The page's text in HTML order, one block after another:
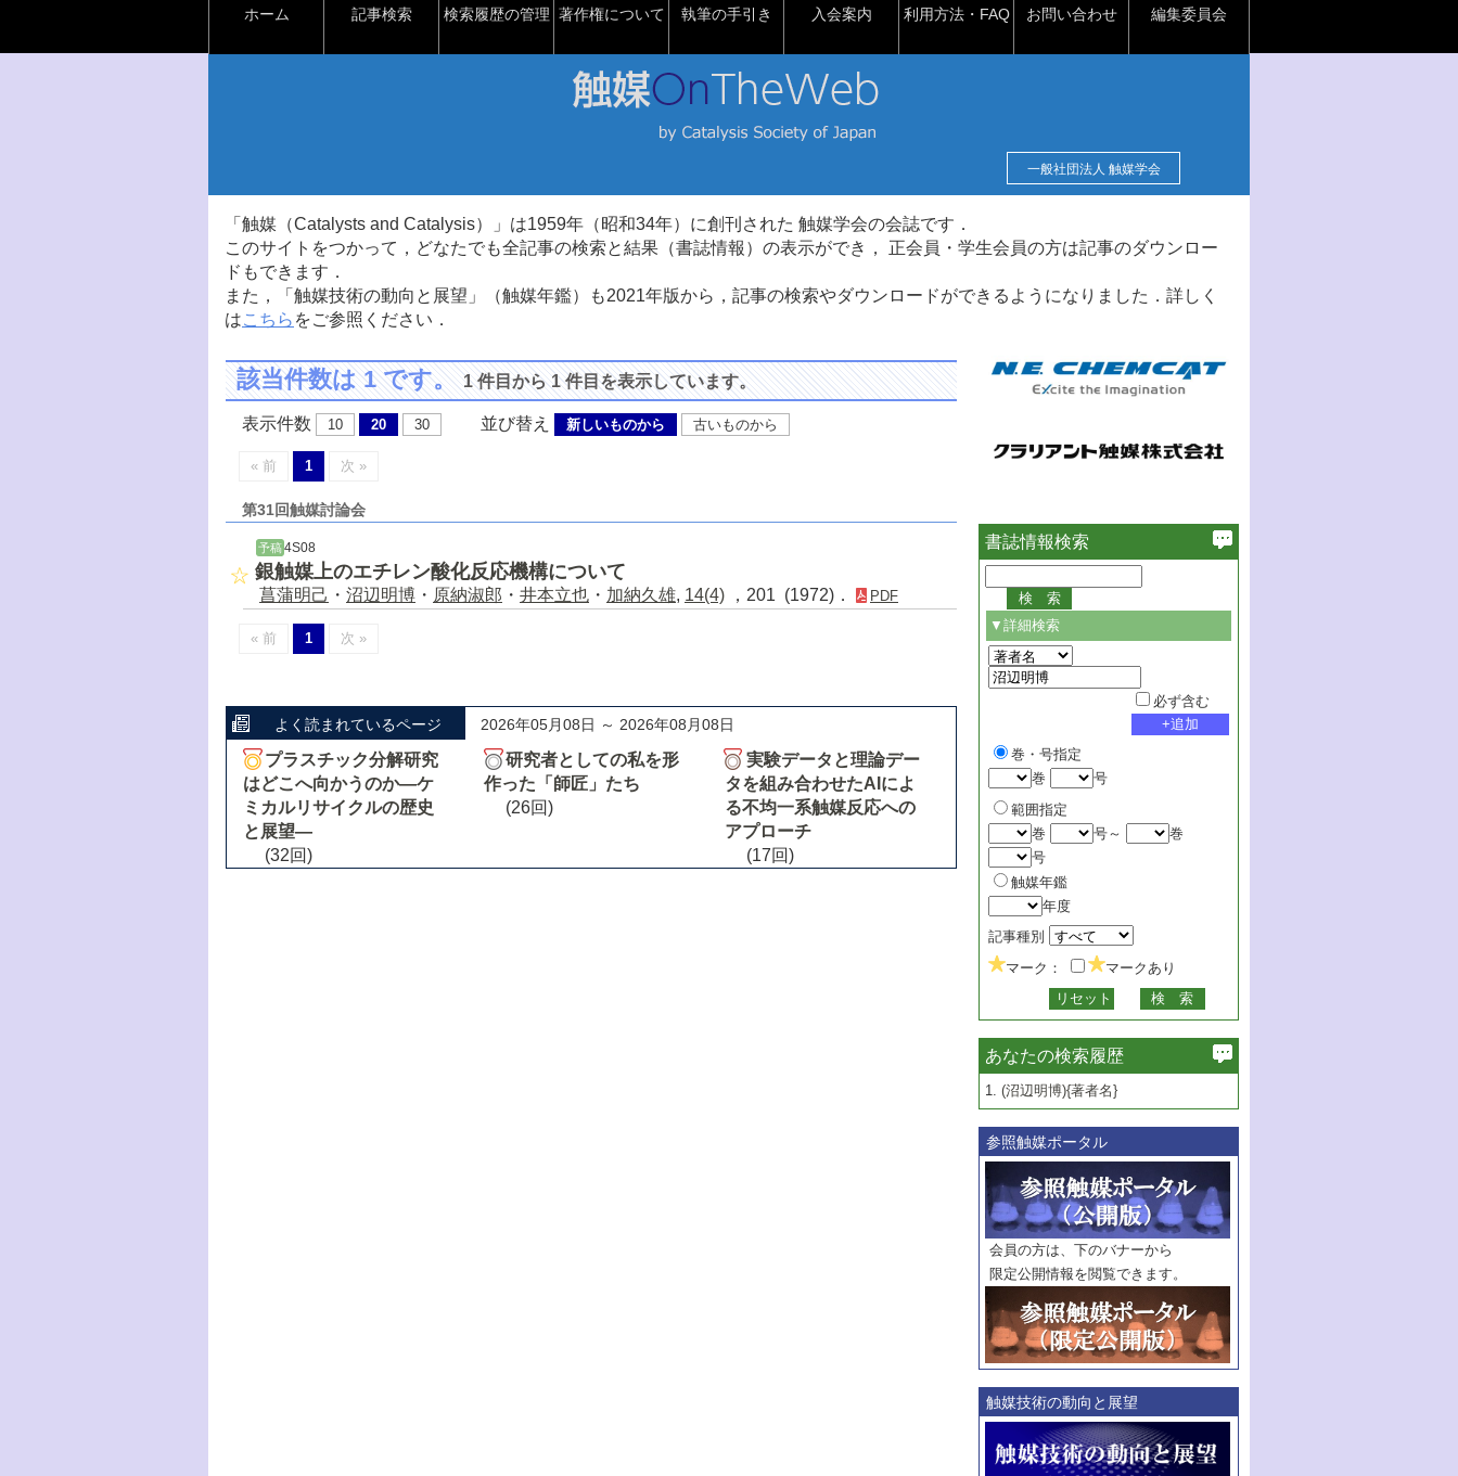
ホーム 記事検索 検索履歴の管理 著作権について 執筆の手引き 入会案内 利用方法・FAQ お問い合わせ 編集委員会
一般社団法人 触媒学会
「触媒（Catalysts and Catalysis）」は1959年（昭和34年）に創刊された 触媒学会の会誌です．
このサイトをつかって，どなたでも全記事の検索と結果（書誌情報）の表示ができ， 正会員・学生会員の方は記事のダウンロー
ドもできます．
また，「触媒技術の動向と展望」（触媒年鑑）も2021年版から，記事の検索やダウンロードができるようになりました．詳しく
はこちら をご参照ください．
該当件数は 1 です。1 件目から 1 件目を表示しています。
表示件数 10 20 30 並び替え 新しいものから 古いものから
« 前 1 次 »
第31回触媒討論会
予稿 4S08
銀触媒上のエチレン酸化反応機構について
菖蒲明己 ・ 沼辺明博 ・ 原納淑郎 ・ 井本立也 ・ 加納久雄, 14(4) ，201 (1972)． PDF
« 前 1 次 »
よく読まれているページ 2026年05月08日 ～ 2026年08月08日
プラスチック分解研究
はどこへ向かうのか―ケ
ミカルリサイクルの歴史
と展望―
(32回)
研究者としての私を形
作った「師匠」たち
(26回)
実験データと理論デー
タを組み合わせたAIによ
る不均一系触媒反応への
アプローチ
(17回)
書誌情報検索
▼詳細検索
必ず含む
巻・号指定
巻
号
範囲指定
巻
号～
巻
号
触媒年鑑
年度
記事種別
マーク：
マークあり
あなたの検索履歴
1. (沼辺明博){著者名}
参照触媒ポータル
会員の方は、下のバナーから
限定公開情報を閲覧できます。
触媒技術の動向と展望